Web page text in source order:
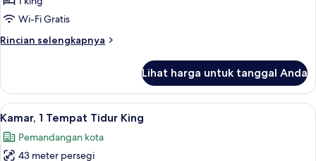
untuk
King
Junior
View
High
Floor
Wi-Fi Gratis
Rincian selengkapnya
Rincian
King
Junior
Suite
View
High
Lihat harga untuk tanggal Anda
Lihat
semua
foto
Seprai premium, minibar, brankas,
11
Kamar, 1 Tempat Tidur King
Pemandangan kota
43 meter persegi